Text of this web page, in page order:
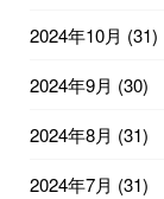
2024年10月 (31)
2024年9月 (30)
2024年8月 (31)
2024年7月 (31)